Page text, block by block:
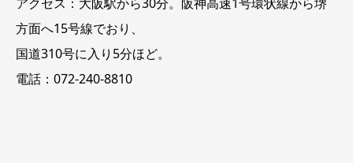
方面へ15号線でおり、
国道310号に入り5分ほど。
電話：072-240-8810